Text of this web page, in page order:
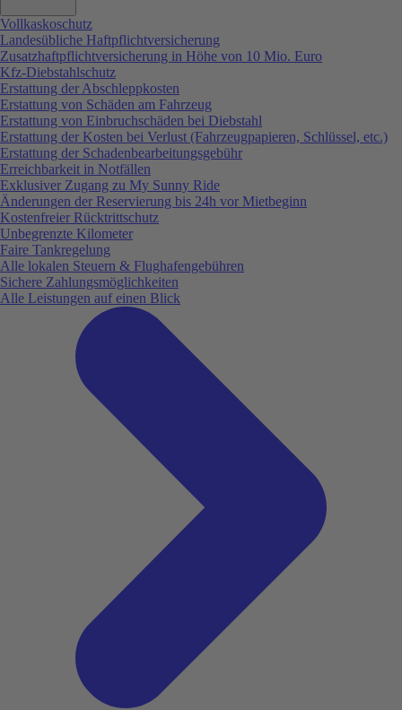
Vollkaskoschutz
Landesübliche Haftpflichtversicherung
Zusatzhaftpflichtversicherung in Höhe von 10 Mio. Euro
Kfz-Diebstahlschutz
Erstattung der Abschleppkosten
Erstattung von Schäden am Fahrzeug
Erstattung von Einbruchschäden bei Diebstahl
Erstattung der Kosten bei Verlust (Fahrzeugpapieren, Schlüssel, etc.)
Erstattung der Schadenbearbeitungsgebühr
Erreichbarkeit in Notfällen
Exklusiver Zugang zu My Sunny Ride
Änderungen der Reservierung bis 24h vor Mietbeginn
Kostenfreier Rücktrittschutz
Unbegrenzte Kilometer
Faire Tankregelung
Alle lokalen Steuern & Flughafengebühren
Sichere Zahlungsmöglichkeiten
Alle Leistungen auf einen Blick